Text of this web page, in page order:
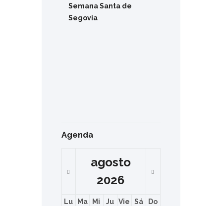
Semana Santa de
Segovia
Agenda
agosto
2026
Lu
Ma
Mi
Ju Vie
Sá
Do